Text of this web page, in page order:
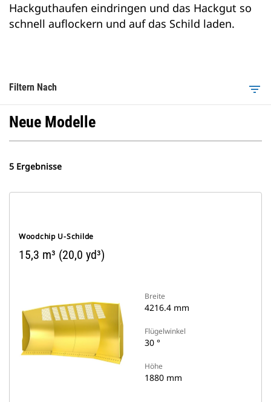
Hackguthaufen eindringen und das Hackgut so
schnell auflockern und auf das Schild laden.
Filtern Nach filter_list
Neue Modelle
5 Ergebnisse
Woodchip U-Schilde
15,3 m³ (20,0 yd³)
Breite
4216.4 mm
Flügelwinkel
30 °
Höhe
1880 mm